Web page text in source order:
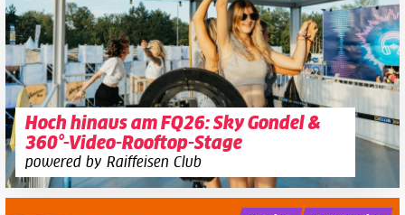
Hoch hinaus am FQ26: Sky Gondel &
360°-Video-Rooftop-Stage
powered by Raiffeisen Club